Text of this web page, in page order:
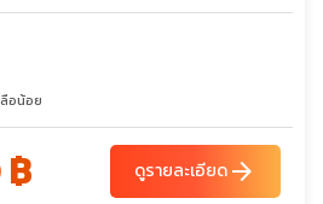
อน้อย
ดูรายละเอียดarrow_forward